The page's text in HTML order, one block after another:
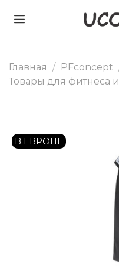
Главная PFconcept
Товары для фитнеса
В ЕВРОПЕ